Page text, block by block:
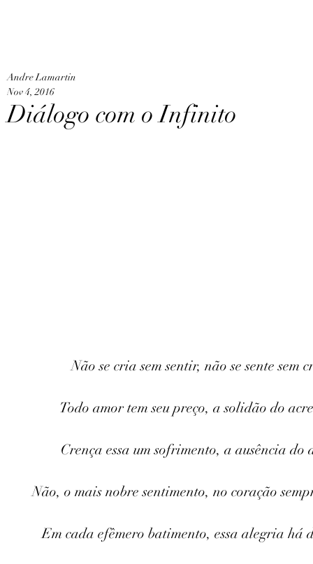
Diálogo com o Infinito
Andre Lamartin
Nov 4, 2016
Não se cria sem sentir, não se sente sem
Todo amor tem seu preço, a solidão do
Crença essa um sofrimento, a ausência do
Não, o mais nobre sentimento, no coração
Em cada efêmero batimento, essa alegria há